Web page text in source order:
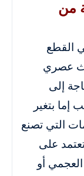
من
القطع
عصري
إلى
إما بتغير
التي تصنع
على
أو